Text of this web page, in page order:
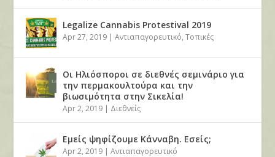
Legalize Cannabis Protestival 2019
Apr 27, 2019 |Αντιαπαγορευτικό,Τοπικές
Οι Ηλιόσποροι σε διεθνές σεμινάριο για
την περμακουλτούρα και την
βιωσιμότητα στην Σικελία!
Apr 2, 2019 | Διεθνείς
Εμείς ψηφίζουμε Κάνναβη. Εσείς;
Apr 2, 2019 |Αντιαπαγορευτικό